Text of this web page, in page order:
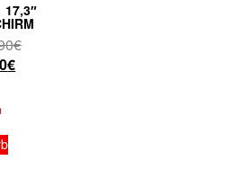
17,3″
€Ursprünglicher
€Aktueller